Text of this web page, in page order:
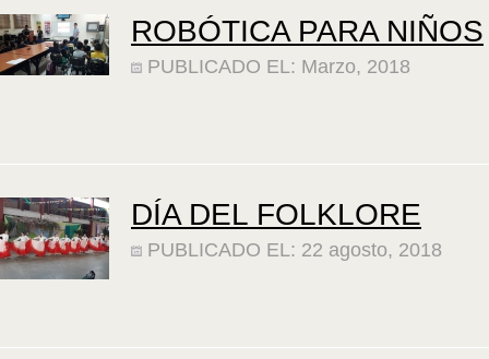
ROBÓTICA PARA NIÑOS
PUBLICADO EL: Marzo, 2018
DÍA DEL FOLKLORE
PUBLICADO EL: 22 agosto, 2018